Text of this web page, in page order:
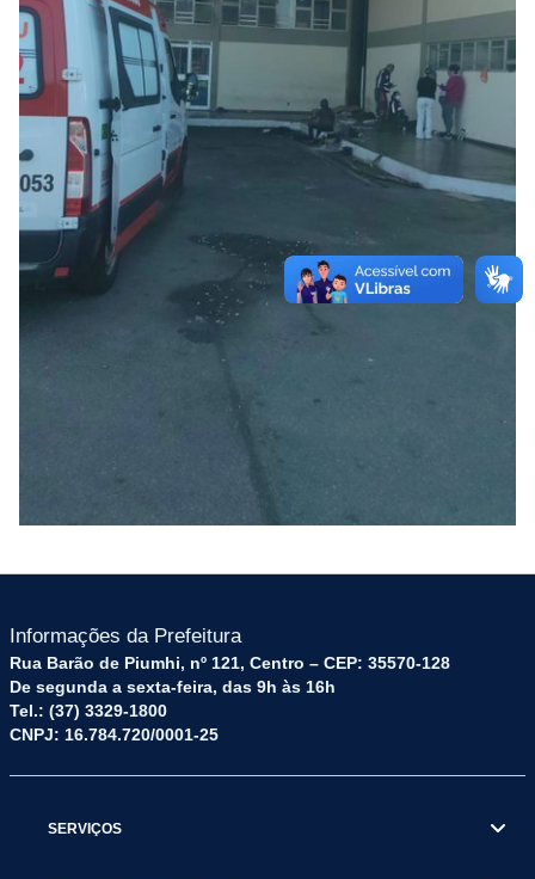
Informações da Prefeitura
Rua Barão de Piumhi, nº 121, Centro – CEP: 35570-128
De segunda a sexta-feira, das 9h às 16h
Tel.: (37) 3329-1800
CNPJ: 16.784.720/0001-25
SERVIÇOS